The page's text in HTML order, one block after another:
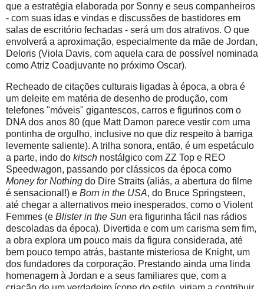
que a estratégia elaborada por Sonny e seus companheiros
- com suas idas e vindas e discussões de bastidores em
salas de escritório fechadas - será um dos atrativos. O que
envolverá a aproximação, especialmente da mãe de Jordan,
Deloris (Viola Davis, com aquela cara de possível nominada
como Atriz Coadjuvante no próximo Oscar).
Recheado de citações culturais ligadas à época, a obra é
um deleite em matéria de desenho de produção, com
telefones "móveis" gigantescos, carros e figurinos com o
DNA dos anos 80 (que Matt Damon parece vestir com uma
pontinha de orgulho, inclusive no que diz respeito à barriga
levemente saliente). A trilha sonora, então, é um espetáculo
a parte, indo do kitsch nostálgico com ZZ Top e REO
Speedwagon, passando por clássicos da época como
Money for Nothing do Dire Straits (aliás, a abertura do filme
é sensacional!) e Born in the USA, do Bruce Springsteen,
até chegar a alternativos meio inesperados, como o Violent
Femmes (e Blister in the Sun era figurinha fácil nas rádios
descoladas da época). Divertida e com um carisma sem fim,
a obra explora um pouco mais da figura considerada, até
bem pouco tempo atrás, bastante misteriosa de Knight, um
dos fundadores da corporação. Prestando ainda uma linda
homenagem à Jordan e a seus familiares que, com a